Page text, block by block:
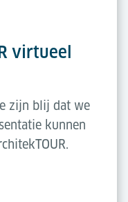
virtueel
zijn blij dat we
kunnen